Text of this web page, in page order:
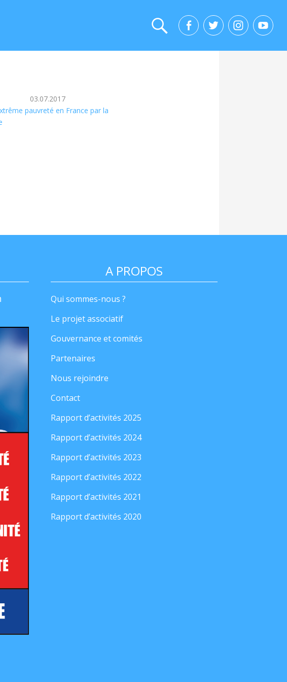
03.07.2017
pauvreté en France par la
A PROPOS
Qui sommes-nous ?
Le projet associatif
Gouvernance et comités
Partenaires
Nous rejoindre
Contact
Rapport d’activités 2025
Rapport d’activités 2024
Rapport d’activités 2023
Rapport d’activités 2022
Rapport d’activités 2021
Rapport d’activités 2020